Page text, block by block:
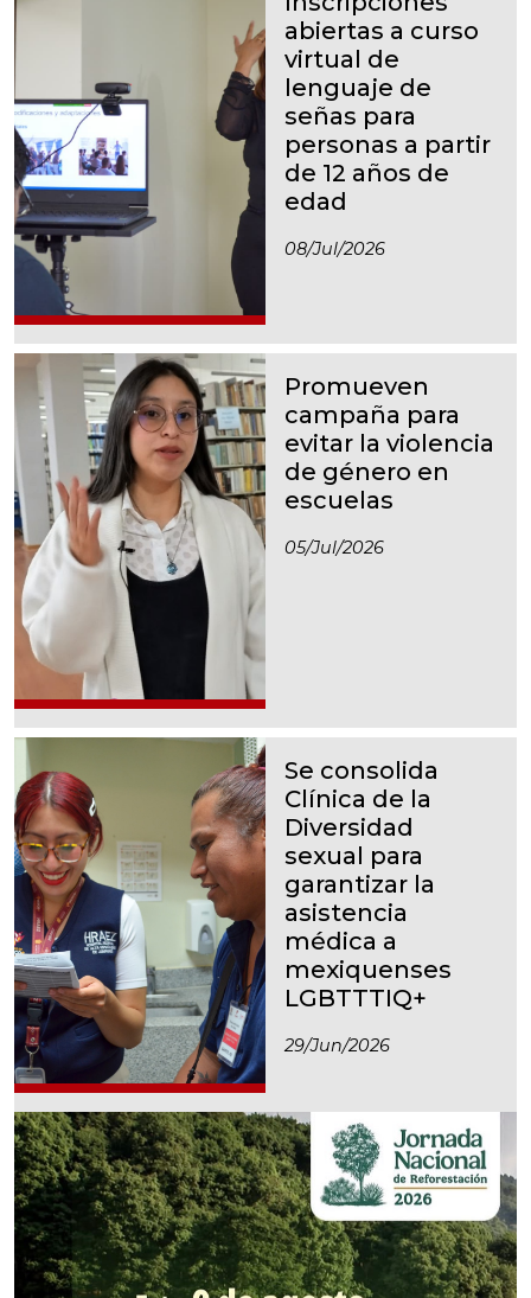
abiertas a curso
virtual de
lenguaje de
señas para
personas a partir
de 12 años de
edad
08/jul/2026
Promueven
campaña para
evitar la violencia
de género en
escuelas
05/jul/2026
Se consolida
Clínica de la
Diversidad
sexual para
garantizar la
asistencia
médica a
mexiquenses
LGBTTTIQ+
29/jun/2026